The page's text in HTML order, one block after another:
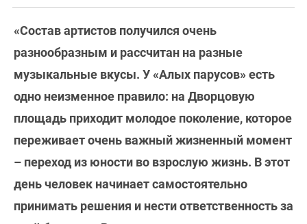
«Состав артистов получился очень
разнообразным и рассчитан на разные
музыкальные вкусы. У «Алых парусов» есть
одно неизменное правило: на Дворцовую
площадь приходит молодое поколение, которое
переживает очень важный жизненный момент
– переход из юности во взрослую жизнь. В этот
день человек начинает самостоятельно
принимать решения и нести ответственность за